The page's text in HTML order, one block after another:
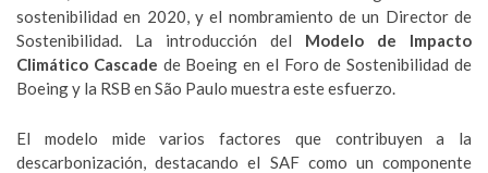
sostenibilidad en 2020, y el nombramiento de un Director de
Sostenibilidad. La introducción del Modelo de Impacto
Climático Cascade de Boeing en el Foro de Sostenibilidad de
Boeing y la RSB en São Paulo muestra este esfuerzo.
El modelo mide varios factores que contribuyen a la
descarbonización, destacando el SAF como un componente